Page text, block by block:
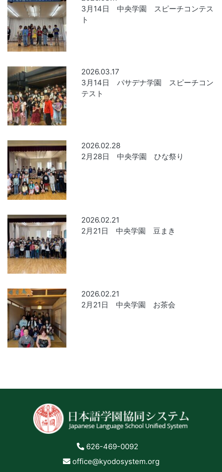
3月14日 中央学園 スピーチコンテス
ト
2026.03.17
3月14日 パサデナ学園 スピーチコン
テスト
2026.02.28
2月28日 中央学園 ひな祭り
2026.02.21
2月21日 中央学園 豆まき
2026.02.21
2月21日 中央学園 お茶会
626-469-0092
office@kyodosystem.org